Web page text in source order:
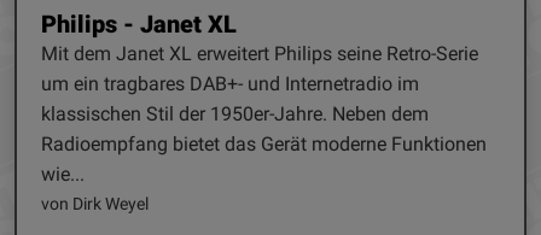
Philips - Janet XL
Mit dem Janet XL erweitert Philips seine Retro-Serie
um ein tragbares DAB+- und Internetradio im
klassischen Stil der 1950er-Jahre. Neben dem
Radioempfang bietet das Gerät moderne Funktionen
wie...
von Dirk Weyel